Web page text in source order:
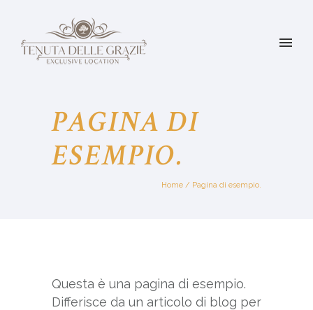
PAGINA DI
ESEMPIO.
Home / Pagina di esempio.
Questa è una pagina di esempio.
Differisce da un articolo di blog per